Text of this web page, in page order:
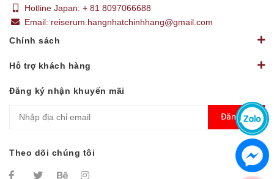
Hotline Japan: + 81 8097066688
Email: reiserum.hangnhatchinhhang@gmail.com
Chính sách
Hỗ trợ khách hàng
Đăng ký nhận khuyến mãi
Đăng ký
Theo dõi chúng tôi